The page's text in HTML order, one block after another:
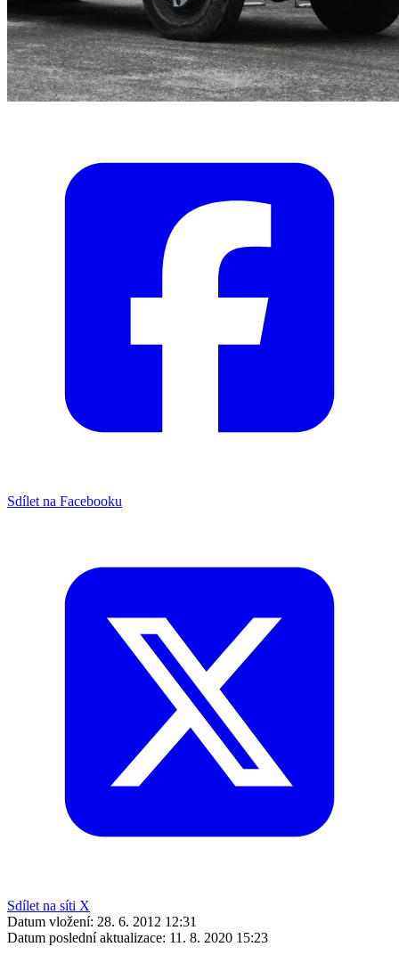
Sdílet na Facebooku
Sdílet na síti X
Datum vložení: 28. 6. 2012 12:31
Datum poslední aktualizace: 11. 8. 2020 15:23